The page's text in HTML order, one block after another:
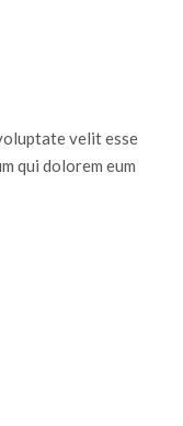
velit esse
qui dolorem eum